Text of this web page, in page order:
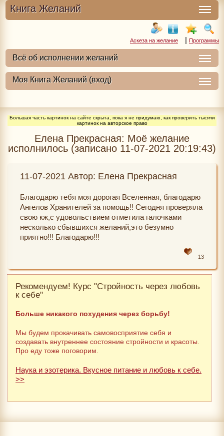
Книга Желаний
Аскеза на желание | Программы
Большая часть картинок на сайте скрыта, пока я не придумаю, как проверить тысячи
картинок на авторское право
Елена Прекрасная: Моё желание
исполнилось (записано 11-07-2021 20:19:43)
11-07-2021 Автор: Елена Прекрасная
Благодарю тебя моя дорогая Вселенная, благодарю
Ангелов Хранителей за помощь!! Сегодня проверяла
свою кж,с удовольствием отметила галочками
несколько сбывшихся желаний,это безумно
приятно!!! Благодарю!!!
13
Рекомендуем! Курс "Стройность через любовь
к себе"
Больше никакого похудения через борьбу!
Мы будем прокачивать самовосприятие себя и
создавать внутреннее состояние стройности и красоты.
Про еду тоже поговорим.
Наука и эзотерика. Вкусное питание и любовь к себе.
>>